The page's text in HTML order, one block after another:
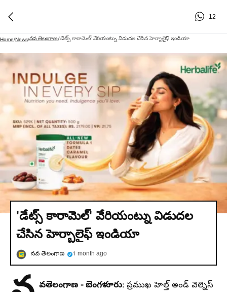
12
Home/News/నవ తెలంగాణ/'డేట్స్ కారామెల్' వేరియంట్ను విడుదల చేసిన హెర్బాలైఫ్ ఇండియా
'డేట్స్ కారామెల్' వేరియంట్ను విడుదల
చేసిన హెర్బాలైఫ్ ఇండియా
నవ తెలంగాణ 1 month ago
వతెలంగాణ - బెంగళూరు: ప్రముఖ హెల్త్ అండ్ వెల్నెస్